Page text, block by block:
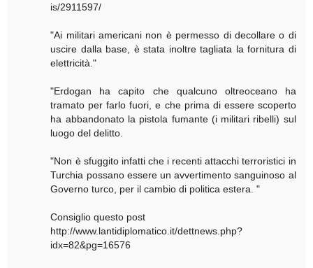
is/2911597/
"Ai militari americani non è permesso di decollare o di
uscire dalla base, è stata inoltre tagliata la fornitura di
elettricità."
"Erdogan ha capito che qualcuno oltreoceano ha
tramato per farlo fuori, e che prima di essere scoperto
ha abbandonato la pistola fumante (i militari ribelli) sul
luogo del delitto.
"Non è sfuggito infatti che i recenti attacchi terroristici in
Turchia possano essere un avvertimento sanguinoso al
Governo turco, per il cambio di politica estera. "
Consiglio questo post
http://www.lantidiplomatico.it/dettnews.php?
idx=82&pg=16576